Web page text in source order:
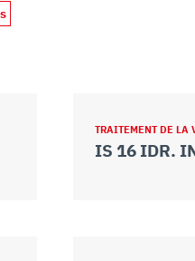
TRAITEMENT DE LA
IS 16 IDR.